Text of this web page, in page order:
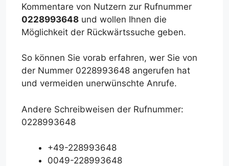
Kommentare von Nutzern zur Rufnummer
0228993648 und wollen Ihnen die
Möglichkeit der Rückwärtssuche geben.
So können Sie vorab erfahren, wer Sie von
der Nummer 0228993648 angerufen hat
und vermeiden unerwünschte Anrufe.
Andere Schreibweisen der Rufnummer:
0228993648
+49-228993648
0049-228993648